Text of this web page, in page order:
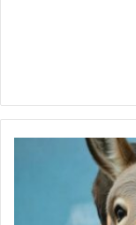
DE THERIANPOLÍTICA